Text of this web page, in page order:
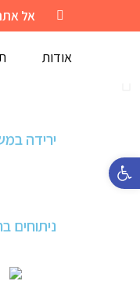
אל
אודות
ירידה
ניתוחים
פתח סרגל נגישות